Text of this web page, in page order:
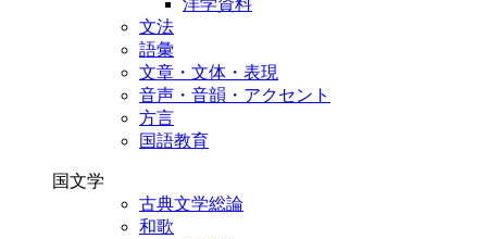
洋学資料
文法
語彙
文章・文体・表現
音声・音韻・アクセント
方言
国語教育
国文学
古典文学総論
和歌